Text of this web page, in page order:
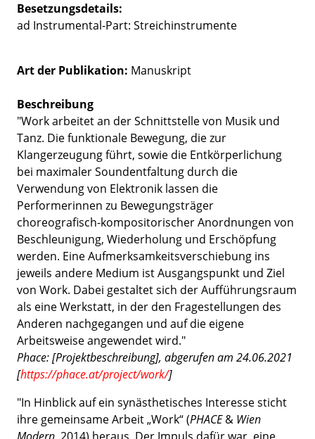
Besetzungsdetails
ad Instrumental-Part: Streichinstrumente
Art der Publikation Manuskript
Beschreibung
"Work arbeitet an der Schnittstelle von Musik und
Tanz. Die funktionale Bewegung, die zur
Klangerzeugung führt, sowie die Entkörperlichung
bei maximaler Soundentfaltung durch die
Verwendung von Elektronik lassen die
Performerinnen zu Bewegungsträger
choreografisch-kompositorischer Anordnungen von
Beschleunigung, Wiederholung und Erschöpfung
werden. Eine Aufmerksamkeitsverschiebung ins
jeweils andere Medium ist Ausgangspunkt und Ziel
von Work. Dabei gestaltet sich der Aufführungsraum
als eine Werkstatt, in der den Fragestellungen des
Anderen nachgegangen und auf die eigene
Arbeitsweise angewendet wird."
Phace: [Projektbeschreibung], abgerufen am 24.06.2021
[https://phace.at/project/work/]
"In Hinblick auf ein synästhetisches Interesse sticht
ihre gemeinsame Arbeit „Work“ (PHACE& Wien